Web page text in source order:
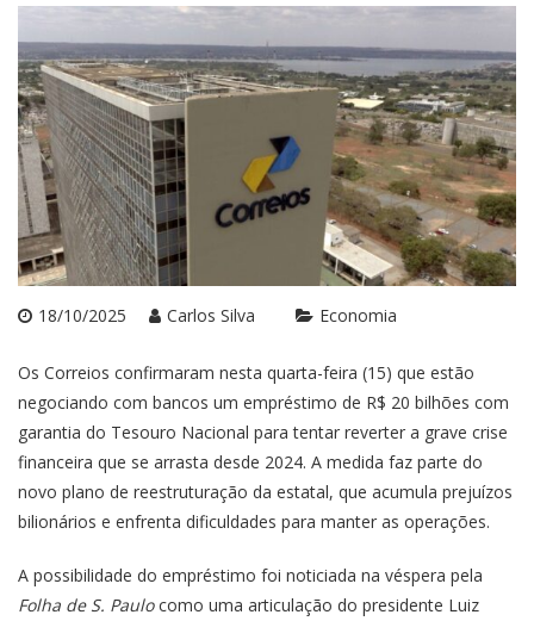
18/10/2025 Carlos Silva Economia
Os Correios confirmaram nesta quarta-feira (15) que estão
negociando com bancos um empréstimo de R$ 20 bilhões com
garantia do Tesouro Nacional para tentar reverter a grave crise
financeira que se arrasta desde 2024. A medida faz parte do
novo plano de reestruturação da estatal, que acumula prejuízos
bilionários e enfrenta dificuldades para manter as operações.
A possibilidade do empréstimo foi noticiada na véspera pela
Folha de S. Paulocomo uma articulação do presidente Luiz